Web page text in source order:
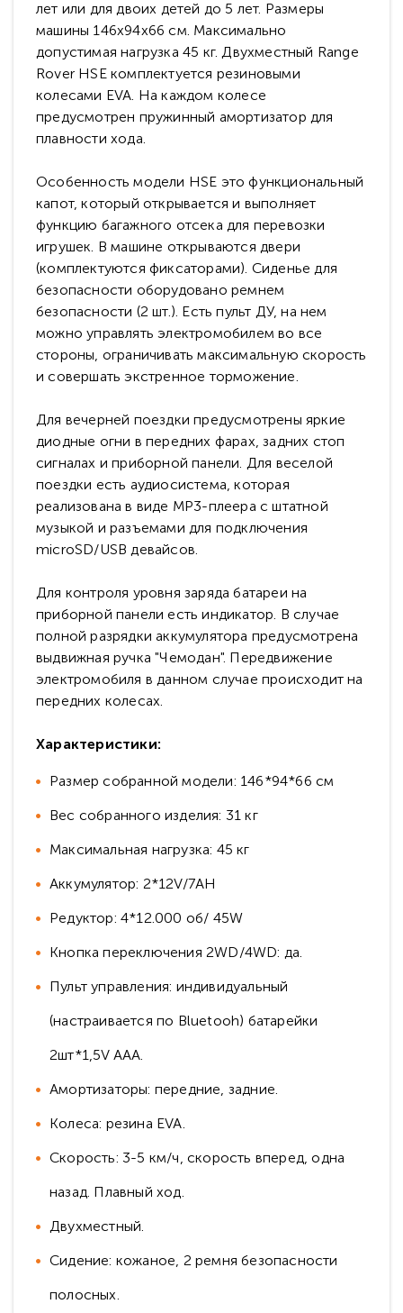
лет или для двоих детей до 5 лет. Размеры
машины 146х94х66 см. Максимально
допустимая нагрузка 45 кг. Двухместный Range
Rover HSE комплектуется резиновыми
колесами EVA. На каждом колесе
предусмотрен пружинный амортизатор для
плавности хода.
Особенность модели HSE это функциональный
капот, который открывается и выполняет
функцию багажного отсека для перевозки
игрушек. В машине открываются двери
(комплектуются фиксаторами). Сиденье для
безопасности оборудовано ремнем
безопасности (2 шт.). Есть пульт ДУ, на нем
можно управлять электромобилем во все
стороны, ограничивать максимальную скорость
и совершать экстренное торможение.
Для вечерней поездки предусмотрены яркие
диодные огни в передних фарах, задних стоп
сигналах и приборной панели. Для веселой
поездки есть аудиосистема, которая
реализована в виде МР3-плеера с штатной
музыкой и разъемами для подключения
microSD/USB девайсов.
Для контроля уровня заряда батареи на
приборной панели есть индикатор. В случае
полной разрядки аккумулятора предусмотрена
выдвижная ручка "Чемодан". Передвижение
электромобиля в данном случае происходит на
передних колесах.
Характеристики:
Размер собранной модели: 146*94*66 см
Вес собранного изделия: 31 кг
Максимальная нагрузка: 45 кг
Аккумулятор: 2*12V/7АН
Редуктор: 4*12.000 об/ 45W
Кнопка переключения 2WD/4WD: да.
Пульт управления: индивидуальный
(настраивается по Bluetooh) батарейки
2шт*1,5V AAA.
Амортизаторы: передние, задние.
Колеса: резина EVA.
Скорость: 3-5 км/ч, скорость вперед, одна
назад. Плавный ход.
Двухместный.
Сидение: кожаное, 2 ремня безопасности
полосных.